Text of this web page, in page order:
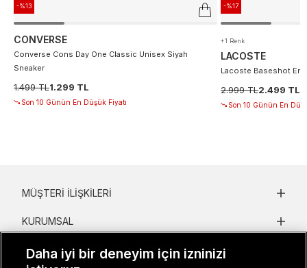
-%13
CONVERSE
Converse Cons Day One Classic Unisex Siyah
Sneaker
1.499 TL1.299 TL
Son 10 Günün En Düşük Fiyatı
-%17
+1 Renk
LACOSTE
Lacoste Baseshot
2.999 TL2.499 TL
Son 10 Günün En
MÜŞTERI İLIŞKILERI
KURUMSAL
KADIN KATEGORILER
Daha iyi bir deneyim için izninizi